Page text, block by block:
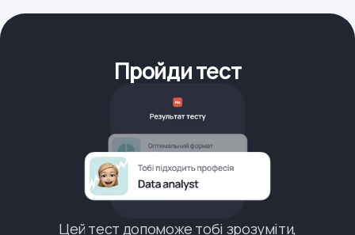
Пройди тест
Цей тест допоможе тобі зрозуміти,